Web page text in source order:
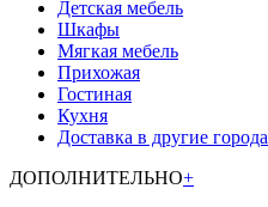
Детская мебель
Шкафы
Мягкая мебель
Прихожая
Гостиная
Кухня
Доставка в другие города
ДОПОЛНИТЕЛЬНО+